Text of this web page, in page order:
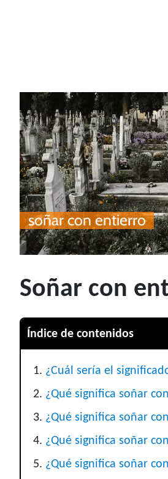
Soñar con
Índice de contenidos
¿Cuál sería el
¿Qué significa soñar
¿Qué significa soñar
¿Qué significa soñar
¿Qué significa soñar